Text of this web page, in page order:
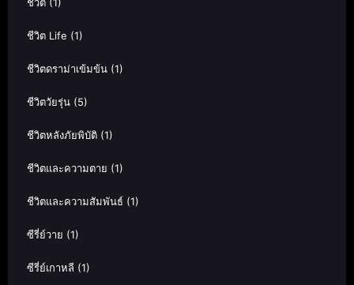
ชีวิต (1)
ชีวิต Life (1)
ชีวิตดราม่าเข้มข้น (1)
ชีวิตวัยรุ่น (5)
ชีวิตหลังภัยพิบัติ (1)
ชีวิตและความตาย (1)
ชีวิตและความสัมพันธ์ (1)
ซีรี่ย์วาย (1)
ซีรี่ย์เกาหลี (1)